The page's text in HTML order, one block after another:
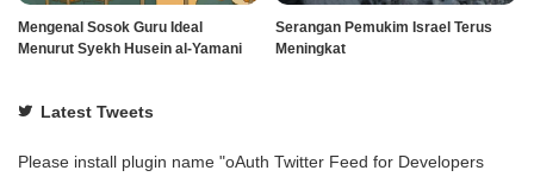
Mengenal Sosok Guru Ideal
Menurut Syekh Husein al-Yamani
Serangan Pemukim Israel Terus
Meningkat
Latest Tweets
Please install plugin name "oAuth Twitter Feed for Developers